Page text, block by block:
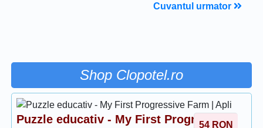
Cuvantul urmator
Shop Clopotel.ro
54 RON
Puzzle educativ - My First Progressive